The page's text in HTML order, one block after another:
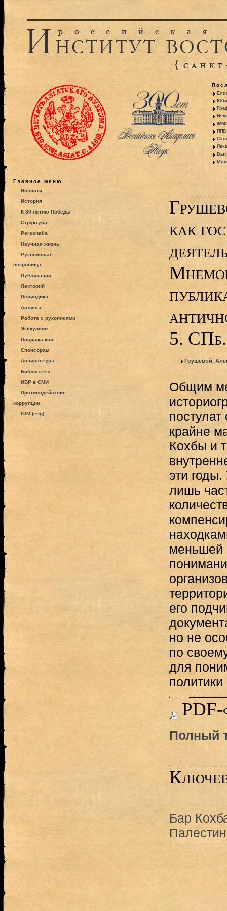
ППВ
Главное меню
Новости
История
К 80-летию Победы
Структура
Personalia
Научная жизнь
Рукописные
сокровища
Публикации
Лекторий
Периодика
Архивы
Работа с рукописями
Экскурсии
Продажа книг
Спонсорам
Аспирантура
Библиотека
ИВР в СМИ
Противодействие
коррупции
IOM (eng)
как
5.
Грушевой,
Общим
крайне
Кохбы и
эти
лишь
меньшей
его
но не
по
для
PDF-
Полный
Бар